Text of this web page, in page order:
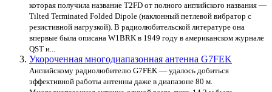
которая получила название T2FD от полного английского названия —
Tilted Terminated Folded Dipole (наклонный петлевой вибратор с
резистивной нагрузкой). В радиолюбительской литературе она
впервые была описана W1BRK в 1949 году в американском журнале
QST и...
Укороченная многодиапазонная антенна G7FEK
Английскому радиолюбителю G7FEK — удалось добиться
эффективной работы антенны даже в диапазоне 80 м.